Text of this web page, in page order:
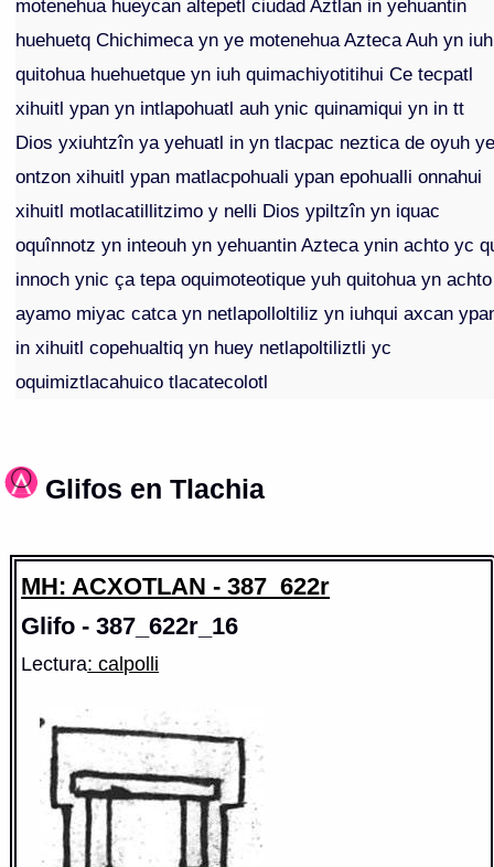
motenehua hueycan altepetl ciudad Aztlan in yehuantin
huehuetq Chichimeca yn ye motenehua Azteca Auh yn iuh
quitohua huehuetque yn iuh quimachiyotitihui Ce tecpatl
xihuitl ypan yn intlapohuatl auh ynic quinamiqui yn in tt
Dios yxiuhtzîn ya yehuatl in yn tlacpac neztica de oyuh
ontzon xihuitl ypan matlacpohuali ypan epohualli onnahui
xihuitl motlacatillitzimo y nelli Dios ypiltzîn yn iquac
oquînnotz yn inteouh yn yehuantin Azteca ynin achto yc
innoch ynic ça tepa oquimoteotique yuh quitohua yn achto
ayamo miyac catca yn netlapolloltiliz yn iuhqui axcan
in xihuitl copehualtiq yn huey netlapoltiliztli yc
oquimiztlacahuico tlacatecolotl
Glifos en Tlachia
MH: ACXOTLAN - 387_622r
Glifo - 387_622r_16
Lectura: calpolli